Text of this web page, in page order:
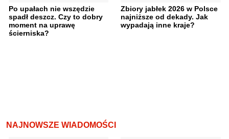
Po upałach nie wszędzie
spadł deszcz. Czy to dobry
moment na uprawę
ścierniska?
Zbiory jabłek 2026 w Polsce
najniższe od dekady. Jak
wypadają inne kraje?
NAJNOWSZE WIADOMOŚCI